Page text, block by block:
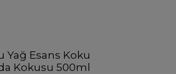
Yağ Esans Koku
Kokusu 500ml